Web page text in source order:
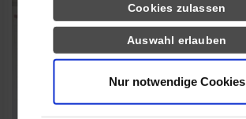
Cookies zulassen
Auswahl erlauben
Nur notwendige Cookies